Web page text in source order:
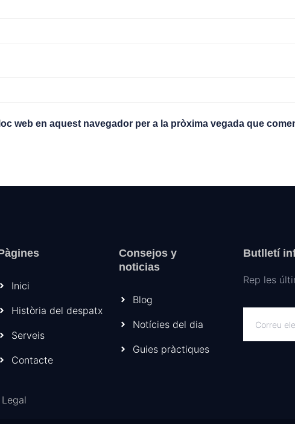
web en aquest navegador per a la pròxima vegada que
Inici
Història del despatx
Serveis
Contacte
Consejos y
noticias
Blog
Notícies del dia
Guies pràctiques
Butlletí
Rep les